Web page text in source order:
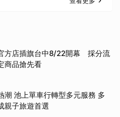
方店插旗台中8/22開幕 採分流
商品搶先看
潮 池上單車行轉型多元服務 多
親子旅遊首選